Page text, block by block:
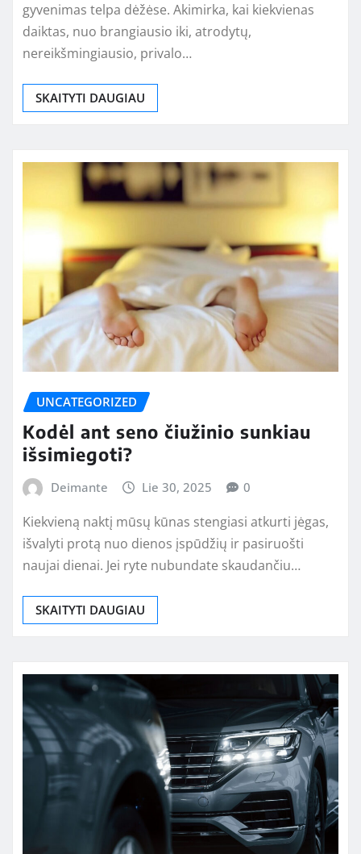
gyvenimas telpa dėžėse. Akimirka, kai kiekvienas
daiktas, nuo brangiausio iki, atrodytų,
nereikšmingiausio, privalo…
SKAITYTI DAUGIAU
UNCATEGORIZED
Kodėl ant seno čiužinio sunkiau
išsimiegoti?
Deimante Lie 30, 2025 0
Kiekvieną naktį mūsų kūnas stengiasi atkurti jėgas,
išvalyti protą nuo dienos įspūdžių ir pasiruošti
naujai dienai. Jei ryte nubundate skaudančiu…
SKAITYTI DAUGIAU